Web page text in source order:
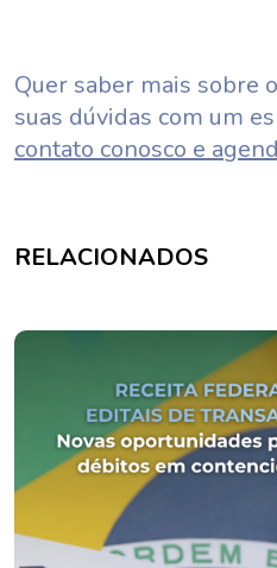
Quer saber mais sobre
suas dúvidas com um
contato conosco e
RELACIONADOS